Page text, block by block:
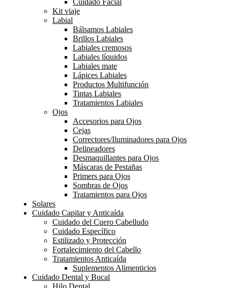
Cuidado Facial
Kit viaje
Labial
Bálsamos Labiales
Brillos Labiales
Labiales cremosos
Labiales líquidos
Labiales mate
Lápices Labiales
Productos Multifunción
Tintas Labiales
Tratamientos Labiales
Ojos
Accesorios para Ojos
Cejas
Correctores/Iluminadores para Ojos
Delineadores
Desmaquillantes para Ojos
Máscaras de Pestañas
Primers para Ojos
Sombras de Ojos
Tratamientos para Ojos
Solares
Cuidado Capilar y Anticaída
Cuidado del Cuero Cabelludo
Cuidado Específico
Estilizado y Protección
Fortalecimiento del Cabello
Tratamientos Anticaída
Suplementos Alimenticios
Cuidado Dental y Bucal
Hilo Dental